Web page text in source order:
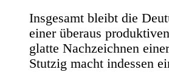
Insgesamt bleibt die
einer überaus
glatte Nachzeichnen
Stutzig macht indessen